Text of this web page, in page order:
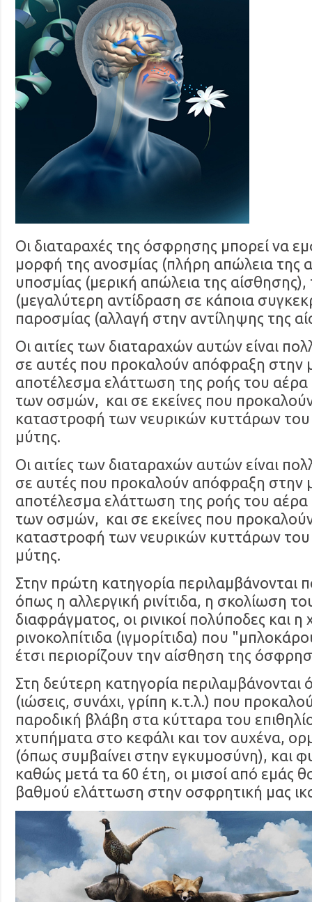
Οι διαταραχές της όσφρησης μπορεί να
μορφή της ανοσμίας (πλήρη απώλεια της
υποσμίας (μερική απώλεια της αίσθησης),
(μεγαλύτερη αντίδραση σε κάποια
παροσμίας (αλλαγή στην αντίληψης της
Οι αιτίες των διαταραχών αυτών είναι
σε αυτές που προκαλούν απόφραξη στην
αποτέλεσμα ελάττωση της ροής του αέρα
των οσμών, και σε εκείνες που
καταστροφή των νευρικών κυττάρων του
μύτης.
Οι αιτίες των διαταραχών αυτών είναι
σε αυτές που προκαλούν απόφραξη στην
αποτέλεσμα ελάττωση της ροής του αέρα
των οσμών, και σε εκείνες που
καταστροφή των νευρικών κυττάρων του
μύτης.
Στην πρώτη κατηγορία περιλαμβάνονται
όπως η αλλεργική ρινίτιδα, η σκολίωση
διαφράγματος, οι ρινικοί πολύποδες και η
ρινοκολπίτιδα (ιγμορίτιδα) που
έτσι περιορίζουν την αίσθηση της
Στη δεύτερη κατηγορία περιλαμβάνονται
(ιώσεις, συνάχι, γρίπη κ.τ.λ.) που
παροδική βλάβη στα κύτταρα του
χτυπήματα στο κεφάλι και τον αυχένα,
(όπως συμβαίνει στην εγκυμοσύνη), και
καθώς μετά τα 60 έτη, οι μισοί από εμάς
βαθμού ελάττωση στην οσφρητική μας